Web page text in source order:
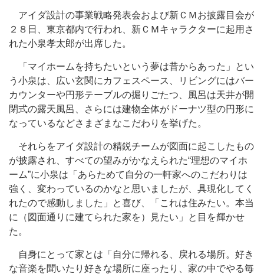
アイダ設計の事業戦略発表会および新ＣＭお披露目会が
２８日、東京都内で行われ、新ＣＭキャラクターに起用さ
れた小泉孝太郎が出席した。
「マイホームを持ちたいという夢は昔からあった」とい
う小泉は、広い玄関にカフェスペース、リビングにはバー
カウンターや円形テーブルの掘りごたつ、風呂は天井が開
閉式の露天風呂、さらには建物全体がドーナツ型の円形に
なっているなどさまざまなこだわりを挙げた。
それらをアイダ設計の精鋭チームが図面に起こしたもの
が披露され、すべての望みがかなえられた“理想のマイホ
ーム”に小泉は「あらためて自分の一軒家へのこだわりは
強く、変わっているのかなと思いましたが、具現化してく
れたので感動しました」と喜び、「これは住みたい。本当
に（図面通りに建てられた家を）見たい」と目を輝かせ
た。
自身にとって家とは「自分に帰れる、戻れる場所。好き
な音楽を聞いたり好きな場所に座ったり、家の中でやる毎